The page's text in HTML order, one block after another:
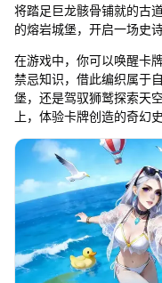
将踏足巨龙骸骨铺就的古
的熔岩城堡，开启一场史诗
在游戏中，你可以唤醒卡
禁忌知识，借此编织属于
堡，还是驾驭狮鹫探索天
上，体验卡牌创造的奇幻史